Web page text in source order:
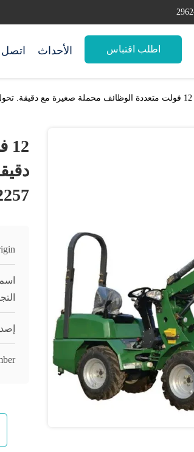
اتصل الأحداث اطلب اقتباس
12 فولت متعددة الوظائف محملة صغيرة مع دقيقة. تحول نصف قطر الإطارات على الإطارات 2257 مم
2257